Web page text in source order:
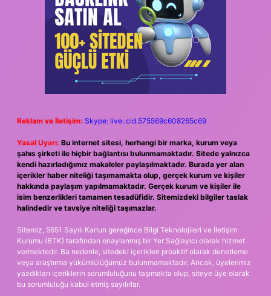
Reklam ve İletişim: Skype: live:.cid.575569c608265c69
Yasal Uyarı: Bu internet sitesi, herhangi bir marka, kurum veya
şahıs şirketi ile hiçbir bağlantısı bulunmamaktadır. Sitede yalnızca
kendi hazırladığımız makaleler paylaşılmaktadır. Burada yer alan
içerikler haber niteliği taşımamakta olup, gerçek kurum ve kişiler
hakkında paylaşım yapılmamaktadır. Gerçek kurum ve kişiler ile
isim benzerlikleri tamamen tesadüfidir. Sitemizdeki bilgiler taslak
halindedir ve tavsiye niteliği taşımazlar.
Sitemiz, 5651 Sayılı Kanun gereğince Bilgi Teknolojileri ve İletişim
Kurumu (BTK) tarafından onaylanmış bir Yer Sağlayıcı olarak hizmet
vermektedir. Bu nedenle, sitedeki içerikleri proaktif olarak denetleme
veya araştırma yükümlülüğümüz bulunmamaktadır. Ancak, üyelerimiz
yazdıkları içeriklerin sorumluluğunu taşımakta olup, siteye üye olarak
bu sorumluluğu kabul etmiş sayılırlar.